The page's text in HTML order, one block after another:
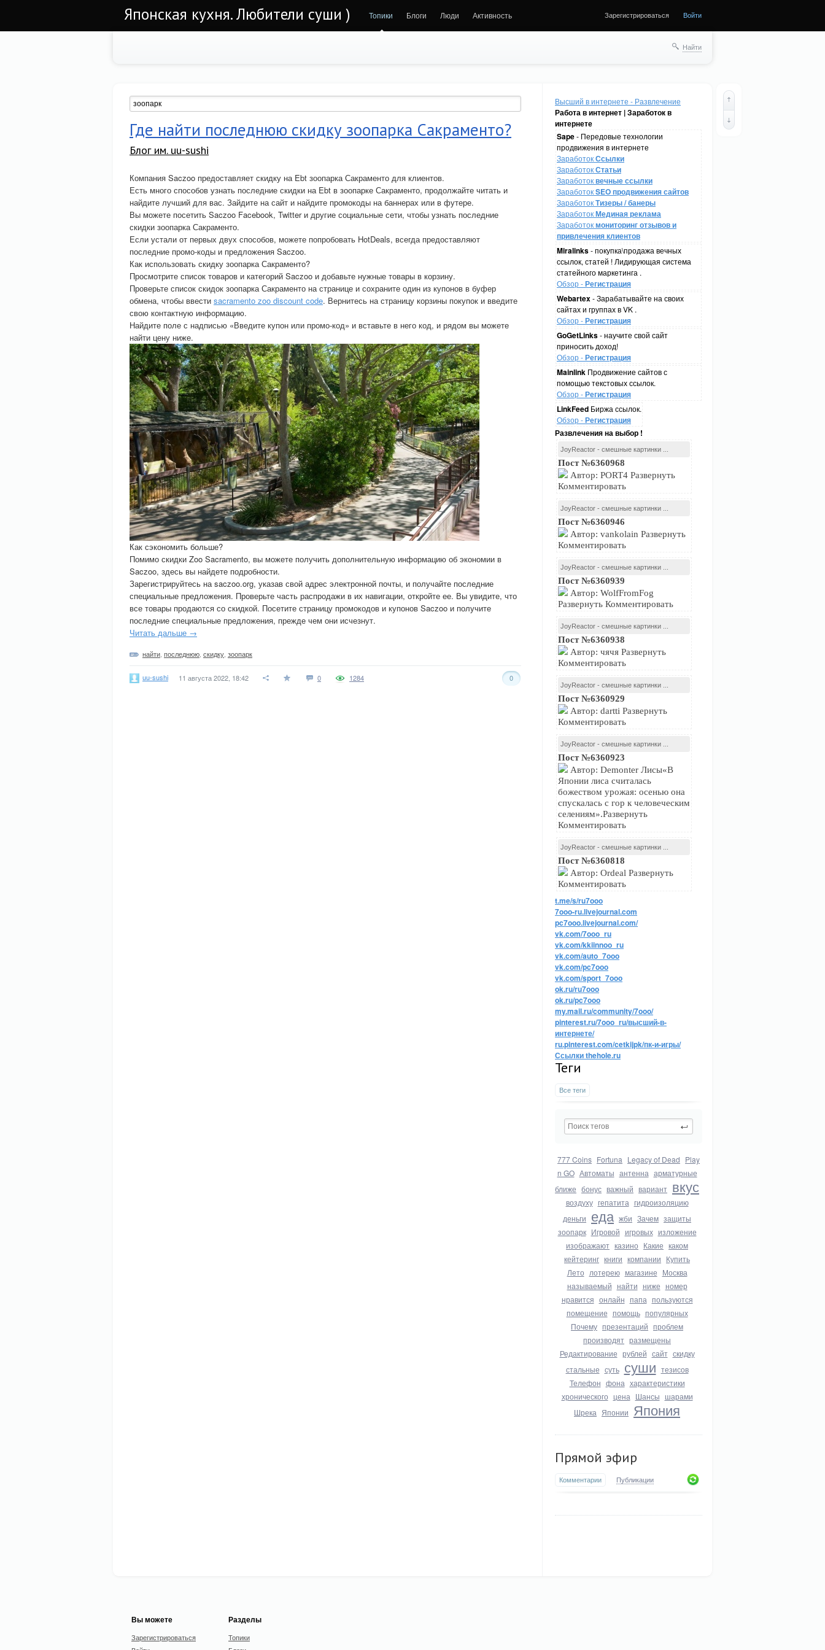
Японская кухня. Любители суши ) Топики Блоги Люди Активность Зарегистрироваться Войти
Найти
Высший в интернете - Развлечение
Работа в интернет | Заработок в
интернете
Sape- Передовые технологии
продвижения в интернете
ЗаработокСсылки
ЗаработокСтатьи
Заработоквечные ссылки
ЗаработокSEO продвижения сайтов
ЗаработокТизеры / банеры
ЗаработокМединая реклама
Заработокмониторинг отзывов и
привлечения клиентов
Miralinks- покупка\продажа вечных
ссылок, статей ! Лидирующая система
статейного маркетинга .
Обзор -Регистрация
Webartex- Зарабатывайте на своих
сайтах и группах в VK .
Обзор -Регистрация
GoGetLinks- научите свой сайт
приносить доход!
Обзор -Регистрация
Mainlink Продвижение сайтов с
помощью текстовых ссылок.
Обзор -Регистрация
LinkFeed Биржа ссылок.
Обзор -Регистрация
Развлечения на выбор !
JoyReactor - смешные картинки ...
Пост №6360968
Автор: PORT4 Развернуть
Комментировать
JoyReactor - смешные картинки ...
Пост №6360946
Автор: vankolain Развернуть
Комментировать
JoyReactor - смешные картинки ...
Пост №6360939
Автор: WolfFromFog
Развернуть Комментировать
JoyReactor - смешные картинки ...
Пост №6360938
Автор: чячя Развернуть
Комментировать
JoyReactor - смешные картинки ...
Пост №6360929
Автор: dartti Развернуть
Комментировать
JoyReactor - смешные картинки ...
Пост №6360923
Автор: Demonter Лисы«В
Японии лиса считалась
божеством урожая: осенью она
спускалась с гор к человеческим
селениям».Развернуть
Комментировать
JoyReactor - смешные картинки ...
Пост №6360818
Автор: Ordeal Развернуть
Комментировать
t.me/s/ru7ooo
7ooo-ru.livejournal.com
pc7ooo.livejournal.com/
vk.com/7ooo_ru
vk.com/kkiinnoo_ru
vk.com/auto_7ooo
vk.com/pc7ooo
vk.com/sport_7ooo
ok.ru/ru7ooo
ok.ru/pc7ooo
my.mail.ru/community/7ooo/
pinterest.ru/7ooo_ru/высший-в-
интернете/
ru.pinterest.com/cetkijpk/пк-и-игры/
Ссылки thehole.ru
Теги
Все теги
777 Coins Fortuna Legacy of Dead Play
n GO Автоматы антенна арматурные
ближе бонус важный вариант вкус
воздуху гепатита гидроизоляцию
деньги еда жби Зачем защиты
зоопарк Игровой игровых изложение
изображают казино Какие каком
кейтеринг книги компании Купить
Лето лотерею магазине Москва
называемый найти ниже номер
нравится онлайн папа пользуются
помещение помощь популярных
Почему презентаций проблем
производят размещены
Редактирование рублей сайт скидку
стальные суть суши тезисов
Телефон фона характеристики
хронического цена Шансы шарами
Шрека Японии Япония
Прямой эфир
Комментарии Публикации
Где найти последнюю скидку зоопарка Сакраменто?
Блог им. uu-sushi
Компания Saczoo предоставляет скидку на Ebt зоопарка Сакраменто для клиентов.
Есть много способов узнать последние скидки на Ebt в зоопарке Сакраменто, продолжайте читать и
найдите лучший для вас. Зайдите на сайт и найдите промокоды на баннерах или в футере.
Вы можете посетить Saczoo Facebook, Twitter и другие социальные сети, чтобы узнать последние
скидки зоопарка Сакраменто.
Если устали от первых двух способов, можете попробовать HotDeals, всегда предоставляют
последние промо-коды и предложения Saczoo.
Как использовать скидку зоопарка Сакраменто?
Просмотрите список товаров и категорий Saczoo и добавьте нужные товары в корзину.
Проверьте список скидок зоопарка Сакраменто на странице и сохраните один из купонов в буфер
обмена, чтобы ввести sacramento zoo discount code. Вернитесь на страницу корзины покупок и введите
свою контактную информацию.
Найдите поле с надписью «Введите купон или промо-код» и вставьте в него код, и рядом вы можете
найти цену ниже.
Как сэкономить больше?
Помимо скидки Zoo Sacramento, вы можете получить дополнительную информацию об экономии в
Saczoo, здесь вы найдете подробности.
Зарегистрируйтесь на saczoo.org, указав свой адрес электронной почты, и получайте последние
специальные предложения. Проверьте часть распродажи в их навигации, откройте ее. Вы увидите, что
все товары продаются со скидкой. Посетите страницу промокодов и купонов Saczoo и получите
последние специальные предложения, прежде чем они исчезнут.
Читать дальше →
найти последнюю скидку зоопарк
uu-sushi 11 августа 2022, 18:42 0 0
1284
Вы можете
Зарегистрироваться
Разделы
Топики